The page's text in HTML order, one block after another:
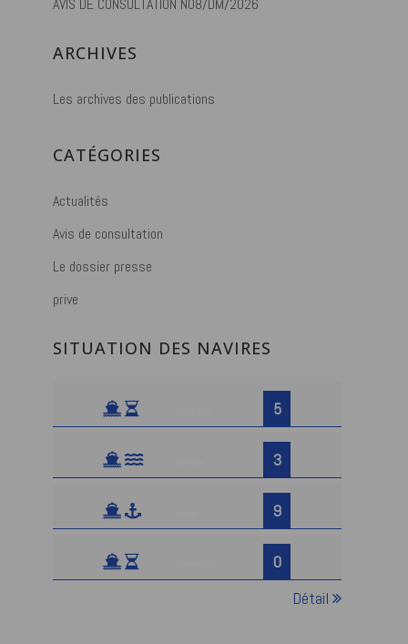
AVIS DE CONSULTATION N08/DM/2026
ARCHIVES
Les archives des publications
CATÉGORIES
Actualités
Avis de consultation
Le dossier presse
prive
SITUATION DES NAVIRES
5
3
9
0
Détail